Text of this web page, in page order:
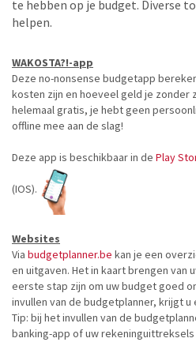
te hebben op je budget. Diverse
helpen.
WAKOSTA?!-app
Deze no-nonsense budgetapp
kosten zijn en hoeveel geld je zonder
helemaal gratis, je hebt geen
offline mee aan de slag!
Deze app is beschikbaar in de Play
(IOS).
Websites
Via budgetplanner.be kan je een
en uitgaven. Het in kaart brengen van
eerste stap zijn om uw budget goed
invullen van de budgetplanner, krijgt u
Tip: bij het invullen van de
banking-app of uw rekeninguittreksels